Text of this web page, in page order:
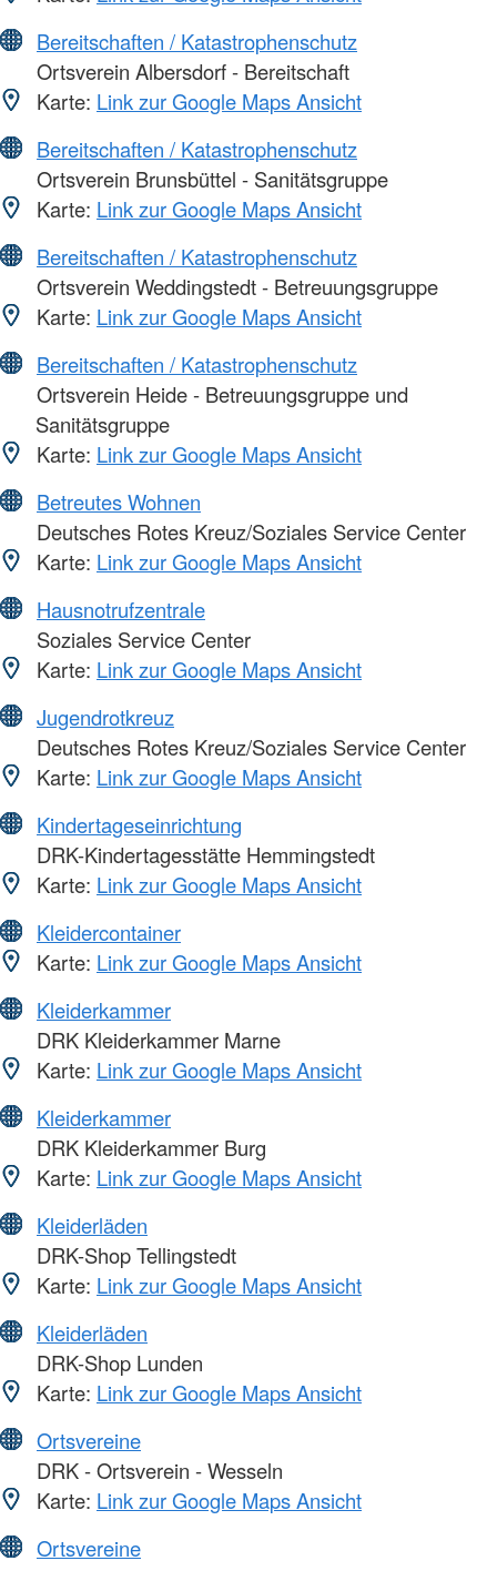
Bereitschaften / Katastrophenschutz
Ortsverein Albersdorf - Bereitschaft
Karte: Link zur Google Maps Ansicht
Bereitschaften / Katastrophenschutz
Ortsverein Brunsbüttel - Sanitätsgruppe
Karte: Link zur Google Maps Ansicht
Bereitschaften / Katastrophenschutz
Ortsverein Weddingstedt - Betreuungsgruppe
Karte: Link zur Google Maps Ansicht
Bereitschaften / Katastrophenschutz
Ortsverein Heide - Betreuungsgruppe und
Sanitätsgruppe
Karte: Link zur Google Maps Ansicht
Betreutes Wohnen
Deutsches Rotes Kreuz/Soziales Service Center
Karte: Link zur Google Maps Ansicht
Hausnotrufzentrale
Soziales Service Center
Karte: Link zur Google Maps Ansicht
Jugendrotkreuz
Deutsches Rotes Kreuz/Soziales Service Center
Karte: Link zur Google Maps Ansicht
Kindertageseinrichtung
DRK-Kindertagesstätte Hemmingstedt
Karte: Link zur Google Maps Ansicht
Kleidercontainer
Karte: Link zur Google Maps Ansicht
Kleiderkammer
DRK Kleiderkammer Marne
Karte: Link zur Google Maps Ansicht
Kleiderkammer
DRK Kleiderkammer Burg
Karte: Link zur Google Maps Ansicht
Kleiderläden
DRK-Shop Tellingstedt
Karte: Link zur Google Maps Ansicht
Kleiderläden
DRK-Shop Lunden
Karte: Link zur Google Maps Ansicht
Ortsvereine
DRK - Ortsverein - Wesseln
Karte: Link zur Google Maps Ansicht
Ortsvereine